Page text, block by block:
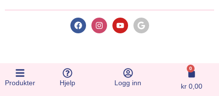
Produkter Hjelp Logg inn
0
kr 0,00